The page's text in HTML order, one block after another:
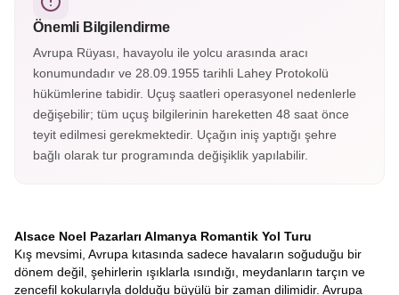
odaları ve eşsiz süslemelerle kaplı tavanları gördükçe bu
tarihi yolculuk hiç bitmesin istiyorsunuz. Haut-Koenigsbourg
Şatosu’nun içerisini gezmek isterseniz biletinizi alarak
gezebileceksiniz.
Önemli Bilgilendirme
Avrupa Rüyası, havayolu ile yolcu arasında aracı
konumundadır ve 28.09.1955 tarihli Lahey Protokolü
hükümlerine tabidir. Uçuş saatleri operasyonel nedenlerle
değişebilir; tüm uçuş bilgilerinin hareketten 48 saat önce
teyit edilmesi gerekmektedir. Uçağın iniş yaptığı şehre
bağlı olarak tur programında değişiklik yapılabilir.
Alsace Noel Pazarları Almanya Romantik Yol Turu
Kış mevsimi, Avrupa kıtasında sadece havaların soğuduğu bir
dönem değil, şehirlerin ışıklarla ısındığı, meydanların tarçın ve
zencefil kokularıyla dolduğu büyülü bir zaman dilimidir. Avrupa